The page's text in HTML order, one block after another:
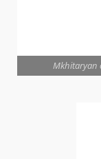
Mkhitaryan